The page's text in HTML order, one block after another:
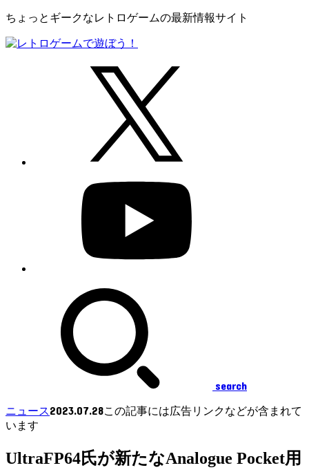
ちょっとギークなレトロゲームの最新情報サイト
search
ニュース2023.07.28この記事には広告リンクなどが含まれて
います
UltraFP64氏が新たなAnalogue Pocket用